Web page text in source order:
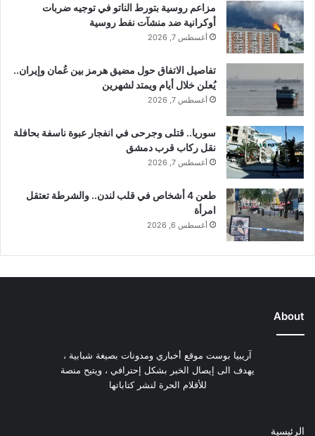
ك
م
ا
ن
ل
ل
م
ا
ف
ق
ة
ع
ى
م
ر
ش
ح
مزاعم روسية بتورط الناتو في توجيه ضربات
أوكرانية ضد منشآت نفط روسية
أغسطس 7, 2026
تفاصيل الاتفاق حول مضيق هرمز بين عُمان وإيران..
يُعلن خلال أيام ويمتد لشهرين
أغسطس 7, 2026
سوريا.. قتلى وجرحى في انفجار عبوة ناسفة بحافلة
نقل ركاب قرب دمشق
أغسطس 7, 2026
طعن 4 أشخاص في قلب لندن.. والشرطة تعتقل
امرأة
أغسطس 6, 2026
About
آريبيا بوست موقع أخباري ومدونات بصيغة شبابية ،
يهدف الى إيصال الخبر بشكل إحترافي ، ويتيح منصة
للأقلام الحرة لنشر كتاباتها
الرئيسية